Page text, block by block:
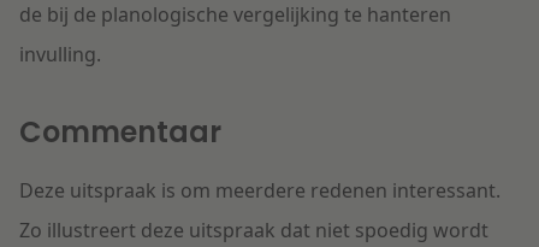
de bij de planologische vergelijking te hanteren
invulling.
Commentaar
Deze uitspraak is om meerdere redenen interessant.
Zo illustreert deze uitspraak dat niet spoedig wordt